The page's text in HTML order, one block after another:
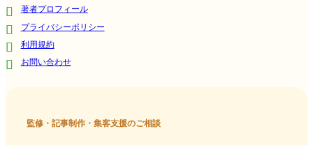
著者プロフィール
プライバシーポリシー
利用規約
お問い合わせ
監修・記事制作・集客支援のご相談